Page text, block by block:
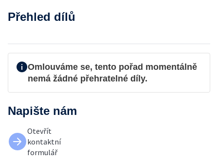
Přehled dílů
Omlouváme se, tento pořad momentálně
nemá žádné přehratelné díly.
Napište nám
Otevřít
kontaktní
formulář